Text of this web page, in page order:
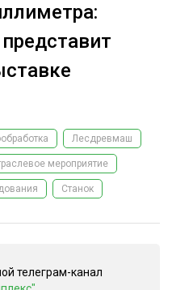
Лесдревмаш
мероприятие
Станок
телеграм-канал